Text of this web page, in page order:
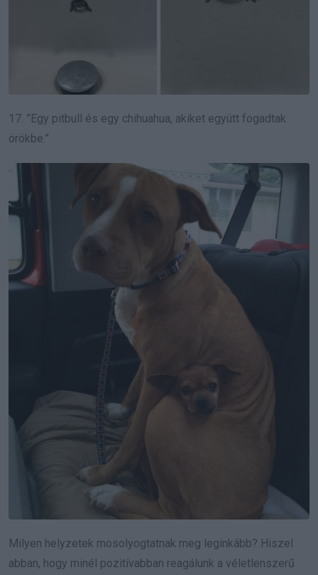
17. ”Egy pitbull és egy chihuahua, akiket együtt fogadtak
örökbe.”
Milyen helyzetek mosolyogtatnak meg leginkább? Hiszel
abban, hogy minél pozitívabban reagálunk a véletlenszerű